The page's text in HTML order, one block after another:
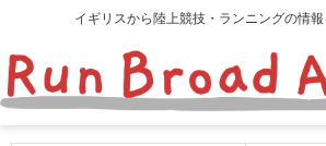
イギリスから陸上競技・ランニングの情報